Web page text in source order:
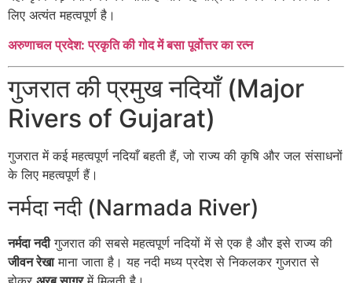
लिए अत्यंत महत्वपूर्ण है।
अरुणाचल प्रदेश: प्रकृति की गोद में बसा पूर्वोत्तर का रत्न
गुजरात की प्रमुख नदियाँ (Major
Rivers of Gujarat)
गुजरात में कई महत्वपूर्ण नदियाँ बहती हैं, जो राज्य की कृषि और जल संसाधनों
के लिए महत्वपूर्ण हैं।
नर्मदा नदी (Narmada River)
नर्मदा नदीगुजरात की सबसे महत्वपूर्ण नदियों में से एक है और इसे राज्य की
जीवन रेखामाना जाता है। यह नदी मध्य प्रदेश से निकलकर गुजरात से